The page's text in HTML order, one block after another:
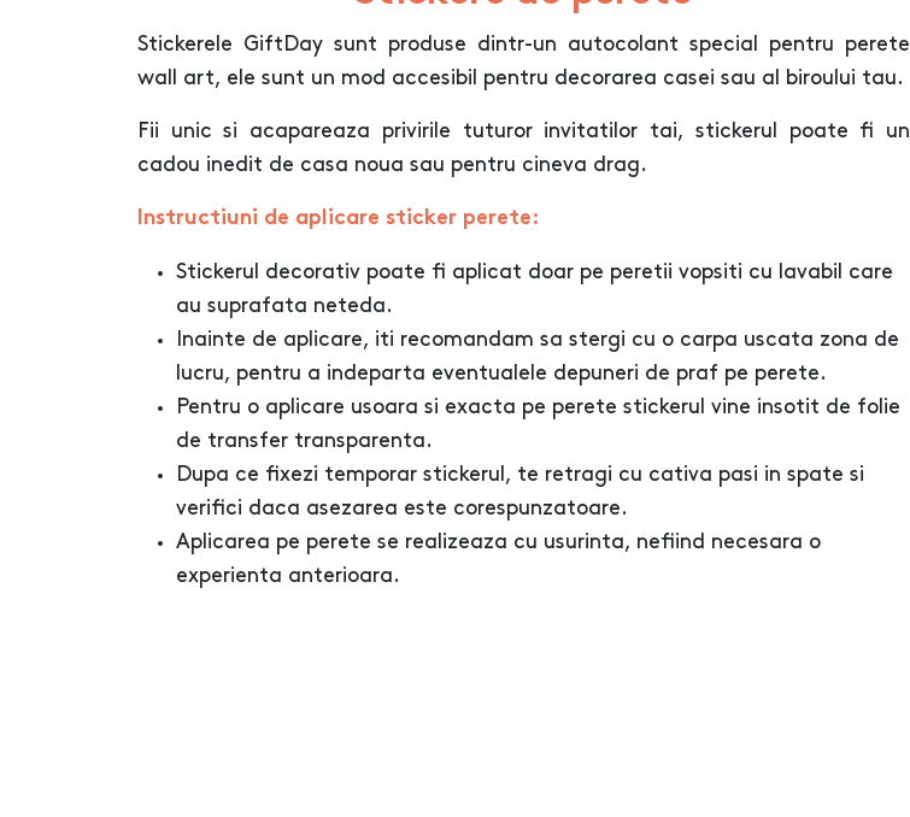
Stickerele GiftDay sunt produse dintr-un autocolant special pentru perete
wall art, ele sunt un mod accesibil pentru decorarea casei sau al biroului tau.
Fii unic si acapareaza privirile tuturor invitatilor tai, stickerul poate fi un
cadou inedit de casa noua sau pentru cineva drag.
Instructiuni de aplicare sticker perete:
Stickerul decorativ poate fi aplicat doar pe peretii vopsiti cu lavabil care
au suprafata neteda.
Inainte de aplicare, iti recomandam sa stergi cu o carpa uscata zona de
lucru, pentru a indeparta eventualele depuneri de praf pe perete.
Pentru o aplicare usoara si exacta pe perete stickerul vine insotit de folie
de transfer transparenta.
Dupa ce fixezi temporar stickerul, te retragi cu cativa pasi in spate si
verifici daca asezarea este corespunzatoare.
Aplicarea pe perete se realizeaza cu usurinta, nefiind necesara o
experienta anterioara.